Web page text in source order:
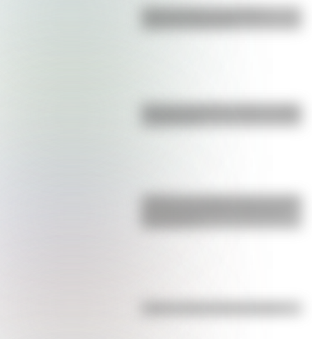
Duda resuelta: ¿es el Truco
Bandera de Bolivia: historia, origen
¿Sabías que Argentina tuvo la torre